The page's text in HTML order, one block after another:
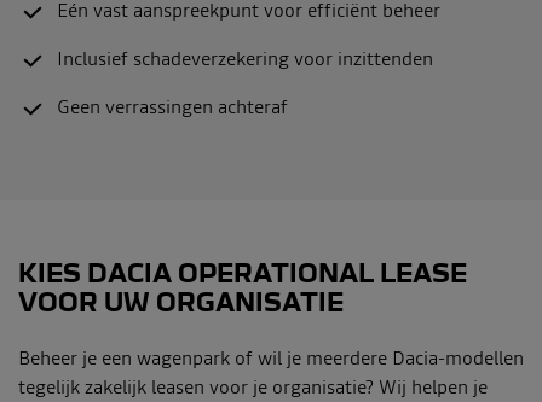
Eén vast aanspreekpunt voor efficiënt beheer
Inclusief schadeverzekering voor inzittenden
Geen verrassingen achteraf
KIES DACIA OPERATIONAL LEASE
VOOR UW ORGANISATIE
Beheer je een wagenpark of wil je meerdere Dacia-modellen
tegelijk zakelijk leasen voor je organisatie? Wij helpen je